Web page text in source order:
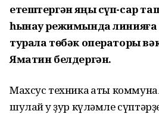
етештергән яңы сүп-сар
һынау режимында
турала төбәк операторы
Яматин белдергән.
Махсус техника ҡаты
шулай уҡ ҙур күләмле